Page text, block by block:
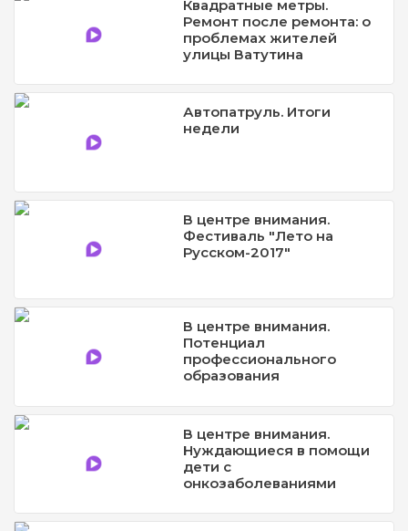
Квадратные метры.
Ремонт после ремонта: о
проблемах жителей
улицы Ватутина
Автопатруль. Итоги
недели
В центре внимания.
Фестиваль "Лето на
Русском-2017"
В центре внимания.
Потенциал
профессионального
образования
В центре внимания.
Нуждающиеся в помощи
дети с
онкозаболеваниями